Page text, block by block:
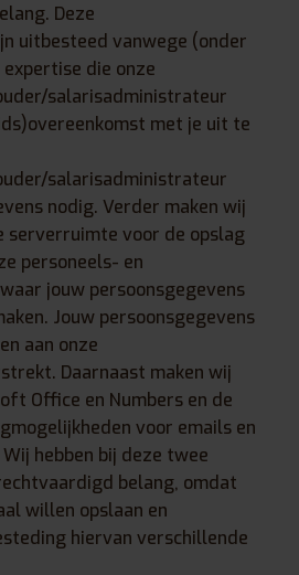
Deze
uitbesteed vanwege (onder
die onze
salarisadministrateur
met je uit te
salarisadministrateur
nodig. Verder maken wij
serverruimte voor de opslag
personeels- en
jouw persoonsgegevens
Jouw persoonsgegevens
aan onze
Daarnaast maken wij
Office en Numbers en de
voor emails en
hebben bij deze twee
belang, omdat
willen opslaan en
hiervan verschillende